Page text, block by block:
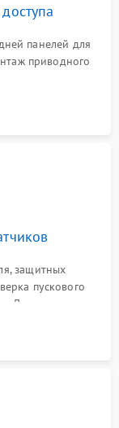
панелей для
приводного
компрессору,
защитных
пускового
Для машин с
компрессора и